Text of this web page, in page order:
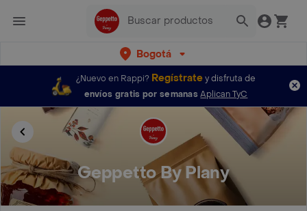
Bogotá
¿Nuevo en Rappi? Regístratey disfruta de
envíos gratis por semanas Aplican TyC
Geppetto By Plany